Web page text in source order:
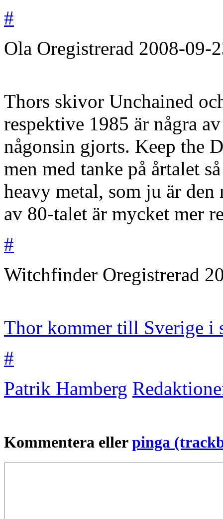
#
Ola Oregistrerad 2008-09-
Thors skivor Unchained
respektive 1985 är några
någonsin gjorts. Keep the
men med tanke på årtalet
heavy metal, som ju är
av 80-talet är mycket mer
#
Witchfinder Oregistrerad
Thor kommer till Sverige i
#
Patrik Hamberg
Kommentera ellerpinga